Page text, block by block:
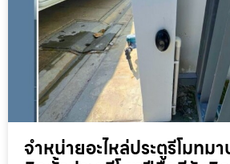
จำหน่ายอะไหล่ประตูรีโมทม